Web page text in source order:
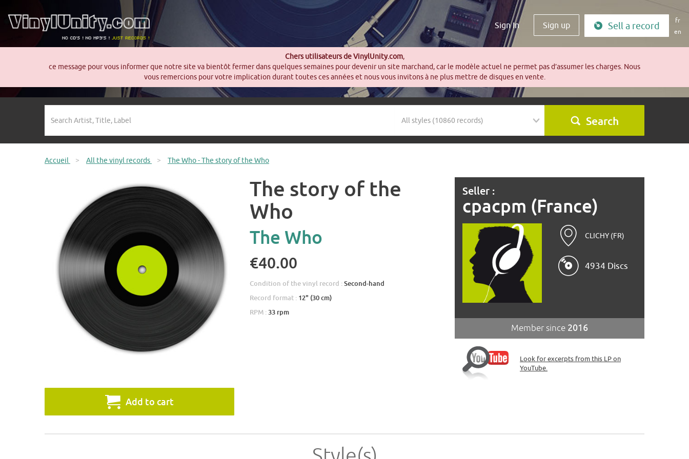
Chers utilisateurs de VinylUnity.com,
ce message pour vous informer que notre site va bientôt fermer dans quelques semaines pour devenir un site marchand, car le modèle actuel ne permet pas d’assumer les charges. Nous
vous remercions pour votre implication durant toutes ces années et nous vous invitons à ne plus mettre de disques en vente.
Sign In Sign up Sell a record
fr
en
Search
Accueil > All the vinyl records > The Who - The story of the Who
Add to cart
The story of the
Who
The Who
€40.00
Condition of the vinyl record :Second-hand
Record format : 12" (30 cm)
RPM : 33 rpm
Seller :
cpacpm (France)
CLICHY (FR)
4934 Discs
Member since 2016
Look for excerpts from this LP on
YouTube.